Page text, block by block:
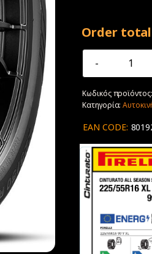
Order
225/55R16
Pirelli
Cinturato
Season
SF3
ποσότητα
Κωδικός προϊόντος:
Κατηγορία:
EAN CODE: